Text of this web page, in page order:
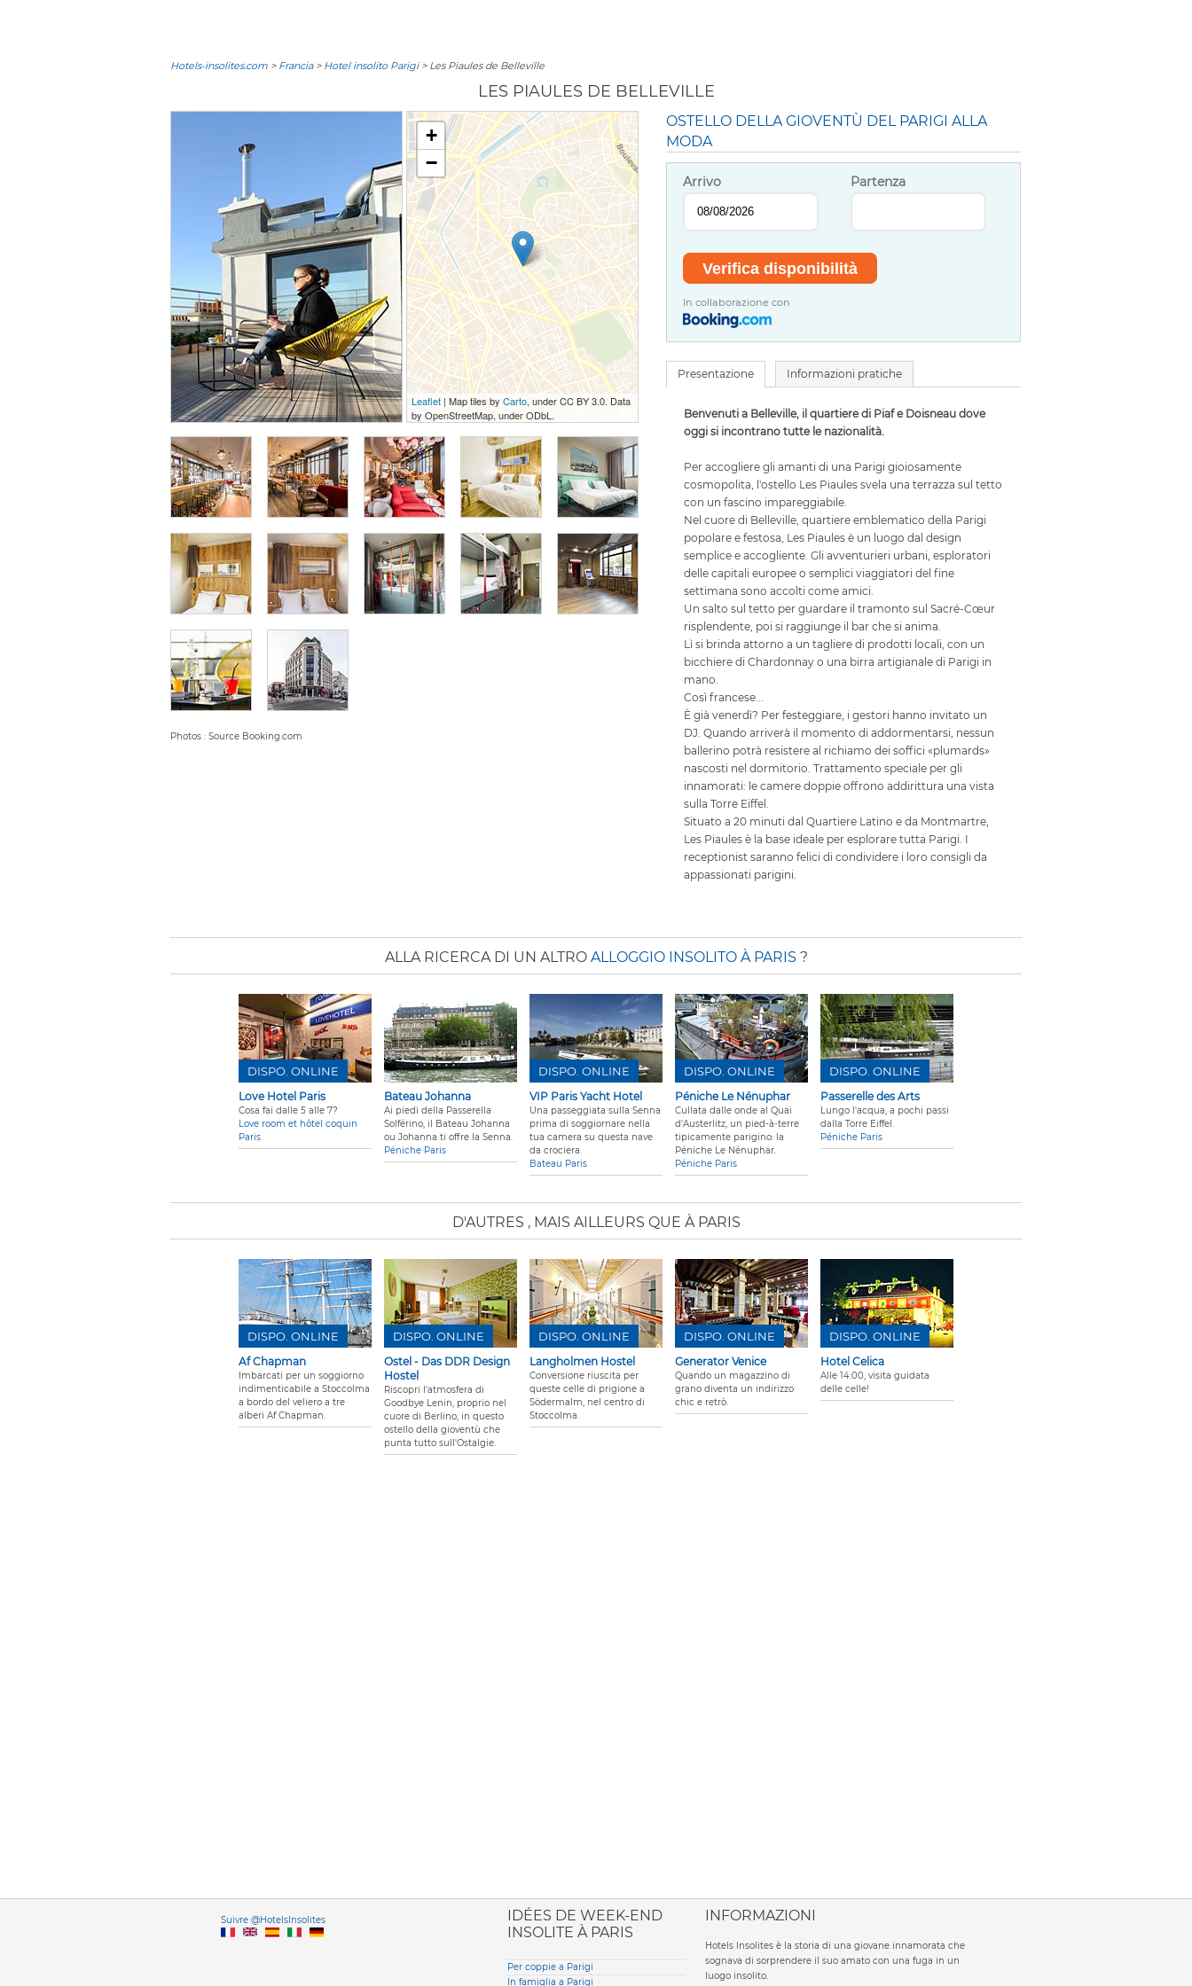
Hotels-insolites.com > Francia> Hotel insolito Parigi> Les Piaules de Belleville
LES PIAULES DE BELLEVILLE
+
−
Leaflet | Map tiles byCarto, under CC BY 3.0. Data
by OpenStreetMap, under ODbL.
Photos : Source Booking.com
OSTELLO DELLA GIOVENTÙ DEL PARIGI ALLA
MODA
Arrivo Partenza
In collaborazione con
Presentazione Informazioni pratiche
Benvenuti a Belleville, il quartiere di Piaf e Doisneau dove
oggi si incontrano tutte le nazionalità.
Per accogliere gli amanti di una Parigi gioiosamente
cosmopolita, l'ostello Les Piaules svela una terrazza sul tetto
con un fascino impareggiabile.
Nel cuore di Belleville, quartiere emblematico della Parigi
popolare e festosa, Les Piaules è un luogo dal design
semplice e accogliente. Gli avventurieri urbani, esploratori
delle capitali europee o semplici viaggiatori del fine
settimana sono accolti come amici.
Un salto sul tetto per guardare il tramonto sul Sacré-Cœur
risplendente, poi si raggiunge il bar che si anima.
Lì si brinda attorno a un tagliere di prodotti locali, con un
bicchiere di Chardonnay o una birra artigianale di Parigi in
mano.
Così francese...
È già venerdì? Per festeggiare, i gestori hanno invitato un
DJ. Quando arriverà il momento di addormentarsi, nessun
ballerino potrà resistere al richiamo dei soffici «plumards»
nascosti nel dormitorio. Trattamento speciale per gli
innamorati: le camere doppie offrono addirittura una vista
sulla Torre Eiffel.
Situato a 20 minuti dal Quartiere Latino e da Montmartre,
Les Piaules è la base ideale per esplorare tutta Parigi. I
receptionist saranno felici di condividere i loro consigli da
appassionati parigini.
ALLA RICERCA DI UN ALTRO ALLOGGIO INSOLITO À PARIS ?
Love Hotel Paris
Cosa fai dalle 5 alle 7?
Love room et hôtel coquin
Paris
DISPO. ONLINE
Bateau Johanna
Ai piedi della Passerella
Solférino, il Bateau Johanna
ou Johanna ti offre la Senna.
Péniche Paris
VIP Paris Yacht Hotel
Una passeggiata sulla Senna
prima di soggiornare nella
tua camera su questa nave
da crociera.
Bateau Paris
DISPO. ONLINE
Péniche Le Nénuphar
Cullata dalle onde al Quai
d'Austerlitz, un pied-à-terre
tipicamente parigino: la
Péniche Le Nénuphar.
Péniche Paris
DISPO. ONLINE
Passerelle des Arts
Lungo l'acqua, a pochi passi
dalla Torre Eiffel.
Péniche Paris
DISPO. ONLINE
D'AUTRES , MAIS AILLEURS QUE À PARIS
Af Chapman
Imbarcati per un soggiorno
indimenticabile a Stoccolma
a bordo del veliero a tre
alberi Af Chapman.
DISPO. ONLINE
Ostel - Das DDR Design
Hostel
Riscopri l'atmosfera di
Goodbye Lenin, proprio nel
cuore di Berlino, in questo
ostello della gioventù che
punta tutto sull'Ostalgie.
DISPO. ONLINE
Langholmen Hostel
Conversione riuscita per
queste celle di prigione a
Södermalm, nel centro di
Stoccolma.
DISPO. ONLINE
Generator Venice
Quando un magazzino di
grano diventa un indirizzo
chic e retrò.
DISPO. ONLINE
Hotel Celica
Alle 14:00, visita guidata
delle celle!
DISPO. ONLINE
Suivre @HotelsInsolitesVersione italiana
IDÉES DE WEEK-END
INSOLITE À PARIS
Per coppie a Parigi
In famiglia a Parigi
INFORMAZIONI
Hotels Insolites è la storia di una giovane innamorata che
sognava di sorprendere il suo amato con una fuga in un
luogo insolito.